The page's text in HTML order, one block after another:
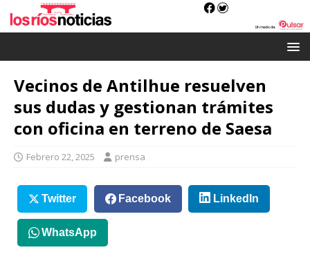
Vecinos de Antilhue resuelven
sus dudas y gestionan trámites
con oficina en terreno de Saesa
Febrero 22, 2025 prensa
Twitter Facebook LinkedIn
WhatsApp